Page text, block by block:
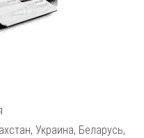
Украина, Беларусь,